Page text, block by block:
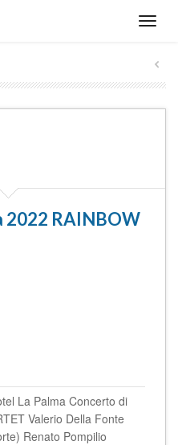
2022 RAINBOW
La Palma Concerto di
Valerio Della Fonte
Renato Pompilio